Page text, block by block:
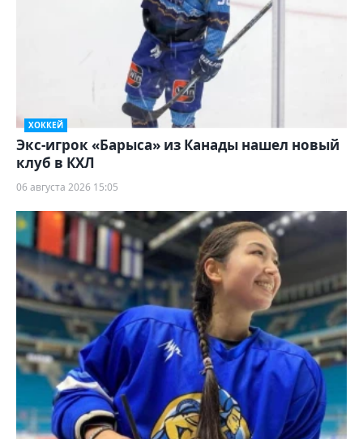
ХОККЕЙ
Экс-игрок «Барыса» из Канады нашел новый
клуб в КХЛ
06 августа 2026 15:05